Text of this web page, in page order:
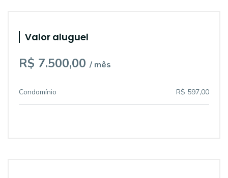
Valor aluguel
R$ 7.500,00 / mês
Condomínio R$ 597,00